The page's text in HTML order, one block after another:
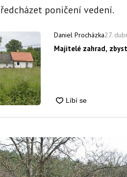
poničení vedení.
Daniel Procházka27.
Majitelé zahrad,